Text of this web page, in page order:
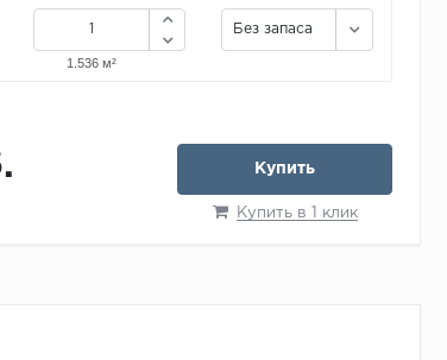
Без запаса
Купить
Купить в 1 клик